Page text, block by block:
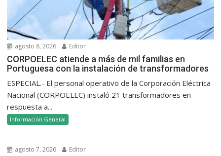
agosto 8, 2026 Editor
CORPOELEC atiende a más de mil familias en
Portuguesa con la instalación de transformadores
ESPECIAL.- El personal operativo de la Corporación Eléctrica
Nacional (CORPOELEC) instaló 21 transformadores en
respuesta a...
Información General
agosto 7, 2026 Editor